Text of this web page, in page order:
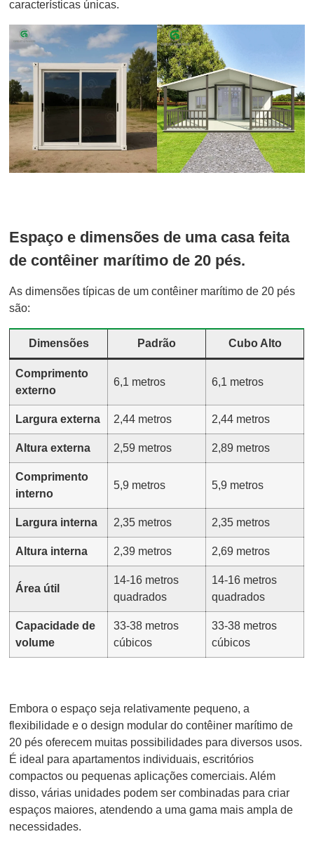
características únicas.
Espaço e dimensões de uma casa feita
de contêiner marítimo de 20 pés.
As dimensões típicas de um contêiner marítimo de 20 pés
são:
Dimensões Padrão Cubo Alto
Comprimento
externo
6,1 metros 6,1 metros
Largura externa 2,44 metros 2,44 metros
Altura externa 2,59 metros 2,89 metros
Comprimento
interno
5,9 metros 5,9 metros
Largura interna 2,35 metros 2,35 metros
Altura interna 2,39 metros 2,69 metros
Área útil
14-16 metros
quadrados
14-16 metros
quadrados
Capacidade de
volume
33-38 metros
cúbicos
33-38 metros
cúbicos
Embora o espaço seja relativamente pequeno, a
flexibilidade e o design modular do contêiner marítimo de
20 pés oferecem muitas possibilidades para diversos usos.
É ideal para apartamentos individuais, escritórios
compactos ou pequenas aplicações comerciais. Além
disso, várias unidades podem ser combinadas para criar
espaços maiores, atendendo a uma gama mais ampla de
necessidades.